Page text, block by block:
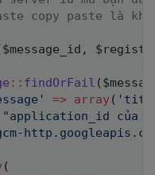
copy paste là
$message_id ,
:: findOrFail (
=> array (
"application_id của
(